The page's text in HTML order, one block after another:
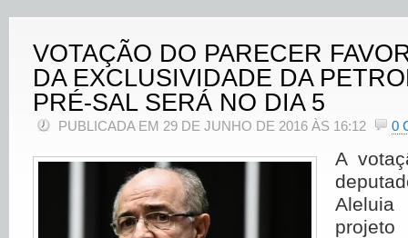
VOTAÇÃO DO PARECER
DA EXCLUSIVIDADE DA
PRÉ-SAL SERÁ NO DIA 5
PUBLICADA EM 29 DE JUNHO DE 2016 ÀS 16:12 0
A